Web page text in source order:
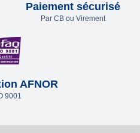
Paiement sécurisé
Par CB ou Virement
AFNOR
9001